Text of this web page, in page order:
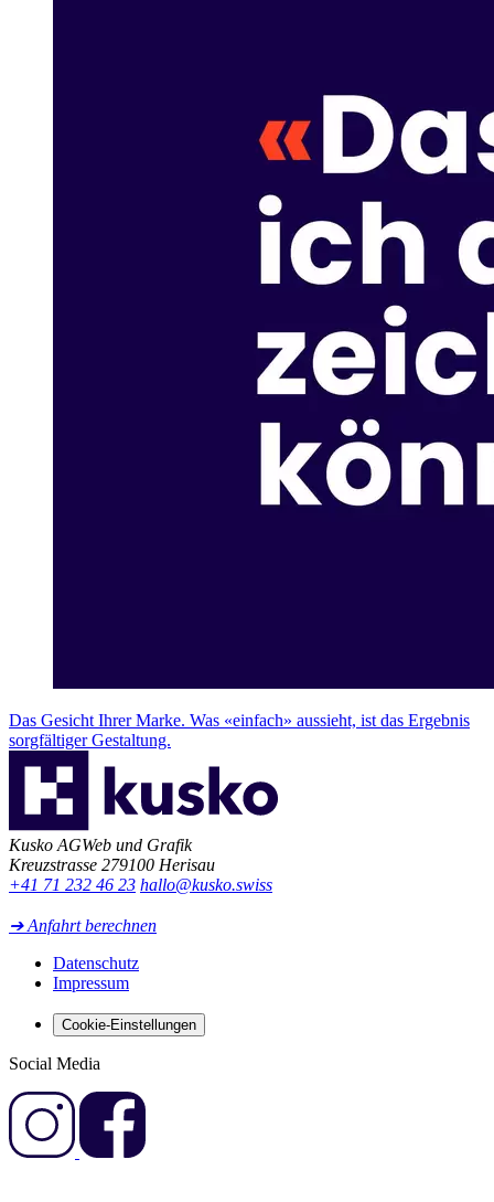
Das Gesicht Ihrer Marke. Was «einfach» aussieht, ist das Ergebnis
sorgfältiger Gestaltung.
Kusko AGWeb und Grafik
Kreuzstrasse 279100 Herisau
+41 71 232 46 23 hallo@kusko.swiss
➔ Anfahrt berechnen
Datenschutz
Impressum
Cookie-Einstellungen
Social Media